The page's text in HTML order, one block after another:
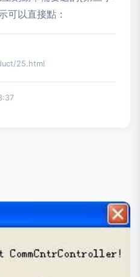
可以直接點：
25.html